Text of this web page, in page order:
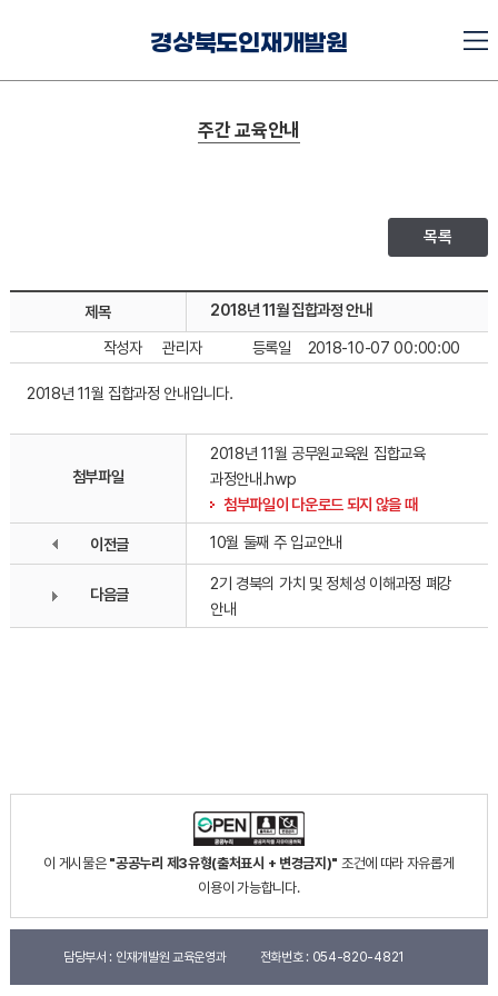
경상북도인재개발원
주간 교육안내
목록
제목
2018년 11월 집합과정 안내
등록일
2018-10-07 00:00:00
작성자 관리자
2018년 11월 집합과정 안내입니다.
첨부파일
2018년 11월 공무원교육원 집합교육
과정안내.hwp
첨부파일이 다운로드 되지 않을 때
이전글 10월 둘째 주 입교안내
다음글
2기 경북의 가치 및 정체성 이해과정 폐강
안내
이 게시물은 "공공누리 제3유형(출처표시 + 변경금지)" 조건에 따라 자유롭게
이용이 가능합니다.
담당부서 : 인재개발원 교육운영과 전화번호 : 054-820-4821